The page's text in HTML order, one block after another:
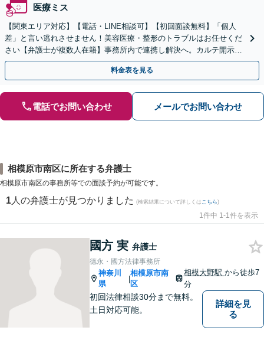
医療ミス
【関東エリア対応】【電話・LINE相談可】【初回面談無料】「個人
差」と言い逃れさせません！美容医療・整形のトラブルはお任せくだ
さい【弁護士が複数人在籍】事務所内で連携し解決へ。カルテ開示や
返金・賠償請求をサポートいたします【休日夜間面談可】
料金表を見る
電話でお問い合わせ メールでお問い合わせ
相模原市南区に所在する弁護士
相模原市南区の事務所等での面談予約が可能です。
1 人の弁護士が見つかりました (検索結果について詳しくは こちら)
1件中 1-1件を表示
國方 実 弁護士
德永・國方法律事務所
神奈川
県
|
相模原市南
区
相模大野駅 から徒歩7
分
初回法律相談30分まで無料。
土日対応可能。
詳細を見
る